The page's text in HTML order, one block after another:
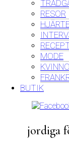
RESOR
MODE
BUTIK
jordiga